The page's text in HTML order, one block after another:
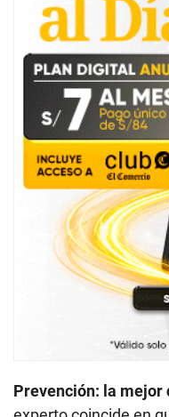
Prevención: la mejor